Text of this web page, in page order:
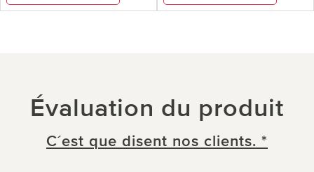
Évaluation du produit
C´est que disent nos clients. *